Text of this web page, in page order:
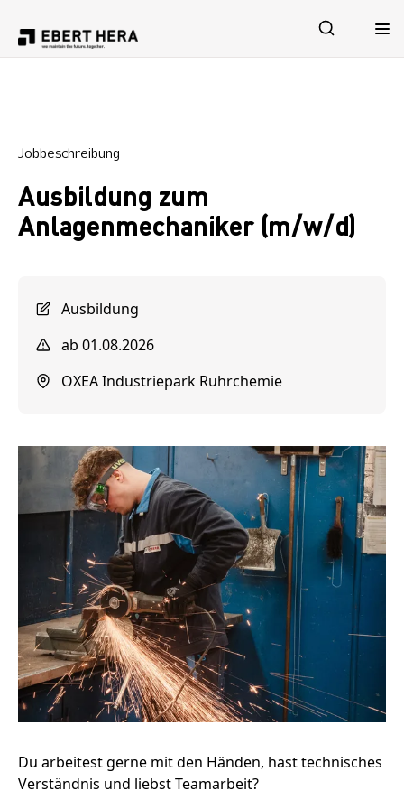
Sicherheit
Unternehmen
Jetzt Kontakt aufnehmen
Jobbeschreibung
Ausbildung zum
Anlagenmechaniker (m/w/d)
Ausbildung
ab 01.08.2026
OXEA Industriepark Ruhrchemie
Du arbeitest gerne mit den Händen, hast technisches
Verständnis und liebst Teamarbeit?